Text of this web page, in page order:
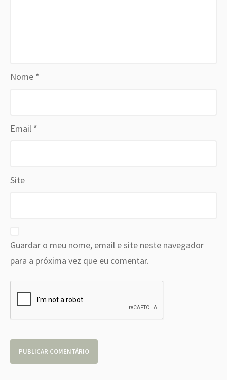
Nome *
Email *
Site
Guardar o meu nome, email e site neste navegador
para a próxima vez que eu comentar.